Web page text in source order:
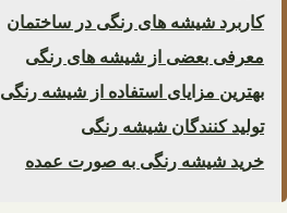
کاربرد شیشه های رنگی در ساختمان
معرفی بعضی از شیشه های رنگی
بهترین مزایای استفاده از شیشه رنگی
تولید کنندگان شیشه رنگی
خرید شیشه رنگی به صورت عمده